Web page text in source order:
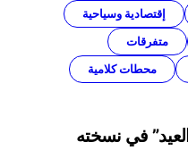
إقتصادية وسياحية
متفرقات
محطات كلامية
في نسخته